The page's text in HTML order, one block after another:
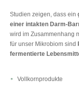
Studien zeigen, dass ein
einer intakten Darm-
wird im Zusammenhang
für unser Mikrobiom sind
fermentierte
Vollkornprodukte